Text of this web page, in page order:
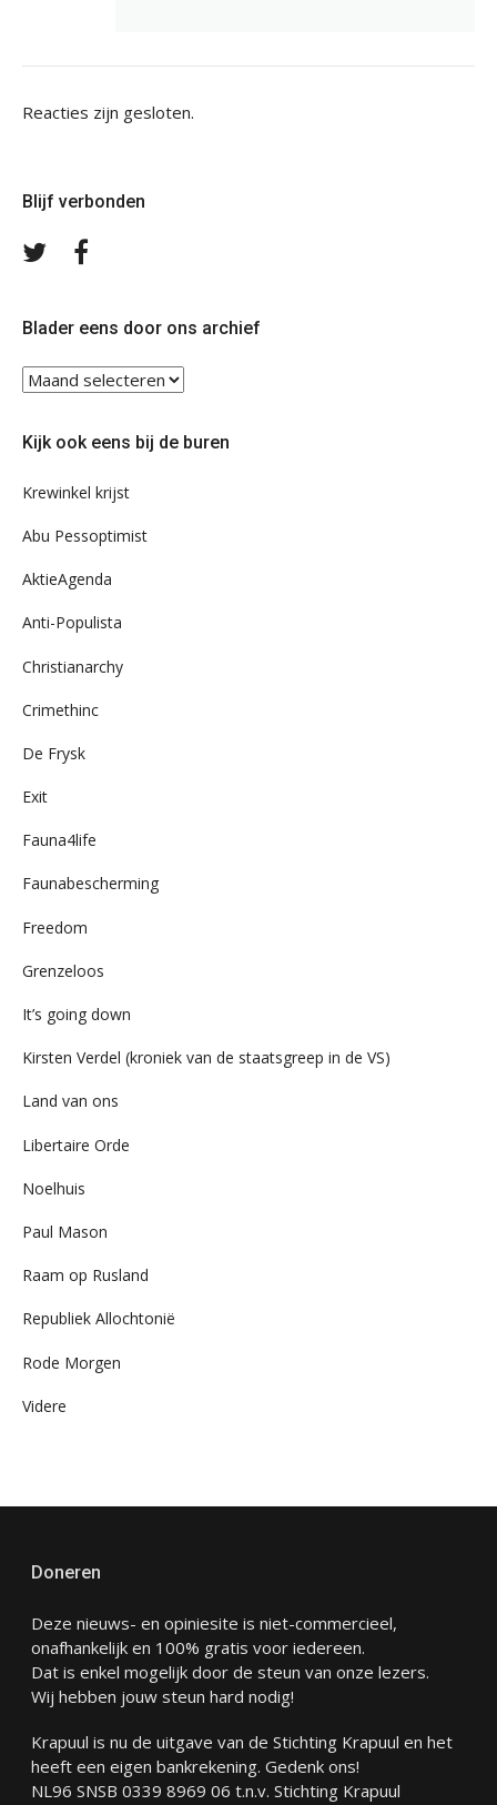
Reacties zijn gesloten.
Blijf verbonden
Volg
Blader eens door ons archief
Blader
eens
ons
Kijk ook eens bij de buren
Krewinkel krijst
Abu Pessoptimist
AktieAgenda
Anti-Populista
Christianarchy
Crimethinc
De Frysk
Exit
Fauna4life
Faunabescherming
Freedom
Grenzeloos
It’s going down
Kirsten Verdel (kroniek van de staatsgreep in de VS)
Land van ons
Libertaire Orde
Noelhuis
Paul Mason
Raam op Rusland
Republiek Allochtonië
Rode Morgen
Videre
Doneren
Deze nieuws- en opiniesite is niet-commercieel,
onafhankelijk en 100% gratis voor iedereen.
Dat is enkel mogelijk door de steun van onze lezers.
Wij hebben jouw steun hard nodig!
Krapuul is nu de uitgave van de Stichting Krapuul en het
heeft een eigen bankrekening. Gedenk ons!
NL96 SNSB 0339 8969 06 t.n.v. Stichting Krapuul